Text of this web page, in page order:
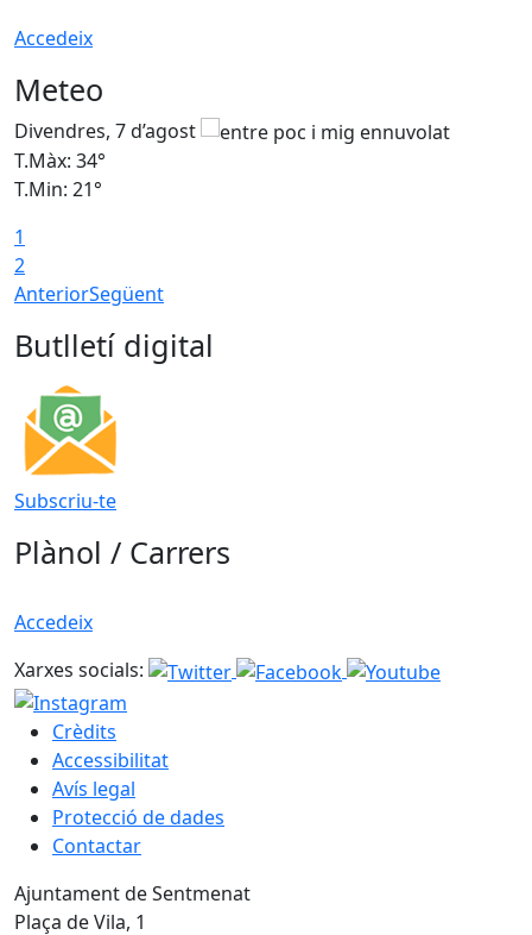
Accedeix
Meteo
Divendres, 7 d’agost
T.Màx: 34°
T.Min: 21°
1
2
AnteriorSegüent
Butlletí digital
Subscriu-te
Plànol / Carrers
Accedeix
Xarxes socials:
Crèdits
Accessibilitat
Avís legal
Protecció de dades
Contactar
Ajuntament de Sentmenat
Plaça de Vila, 1